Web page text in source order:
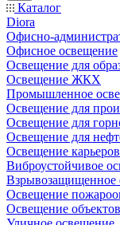
Каталог
Diora
Офисно-
Офисное освещение
Освещение для
Освещение ЖКХ
Промышленное
Освещение для
Освещение для
Освещение для
Освещение карьеров
Виброустойчивое
Взрывозащищенное
Освещение
Освещение